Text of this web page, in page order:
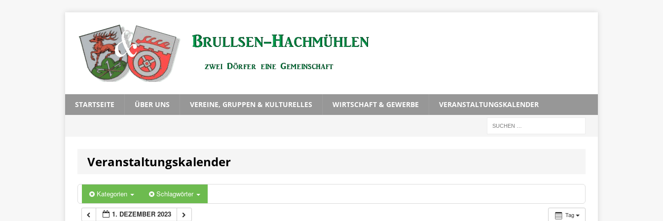
STARTSEITE ÜBER UNS VEREINE, GRUPPEN & KULTURELLES WIRTSCHAFT & GEWERBE VERANSTALTUNGSKALENDER
Veranstaltungskalender
Kategorien Schlagwörter
Tag
1. DEZEMBER 2023
1:00
2:00
3:00
5:00
6:00